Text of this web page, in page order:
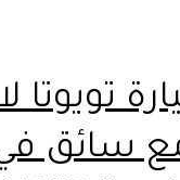
تويوتا
مع سائق